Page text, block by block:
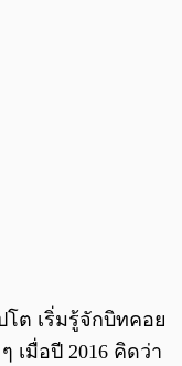
ต เริ่มรู้จักบิทคอย
เมื่อปี 2016 คิดว่า